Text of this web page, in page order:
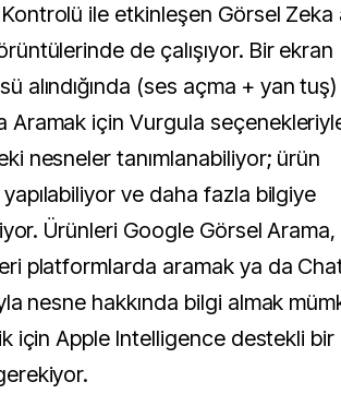
ile etkinleşen Görsel Zeka
de çalışıyor. Bir ekran
alındığında (ses açma + yan
Aramak için Vurgula
nesneler tanımlanabiliyor; ürün
yapılabiliyor ve daha fazla bilgiye
Ürünleri Google Görsel Arama,
platformlarda aramak ya da
nesne hakkında bilgi almak
için Apple Intelligence destekli bir